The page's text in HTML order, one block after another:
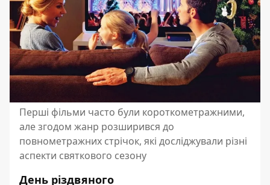
Перші фільми часто були короткометражними,
але згодом жанр розширився до
повнометражних стрічок, які досліджували різні
аспекти святкового сезону
День різдвяного